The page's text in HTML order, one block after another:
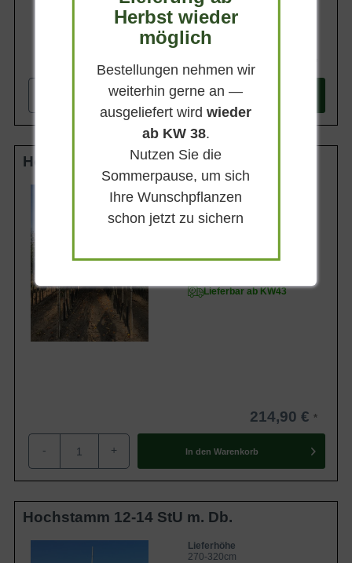
+ In den Warenkorb
Hochstamm 10-12 StU m. Db.
Lieferhöhe
250-300cm
Gewicht
Anzahl Verschulungen
Lieferbar ab KW43
214,90 €
- + In den Warenkorb
Hochstamm 12-14 StU m. Db.
Lieferhöhe
270-320cm
Herbst wieder
möglich
Bestellungen nehmen wir
weiterhin gerne an —
ausgeliefert wirdwieder
ab KW 38.
Nutzen Sie die
Sommerpause, um sich
Ihre Wunschpflanzen
schon jetzt zu sichern